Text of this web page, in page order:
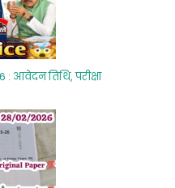
आवेदन तिथि, परीक्षा